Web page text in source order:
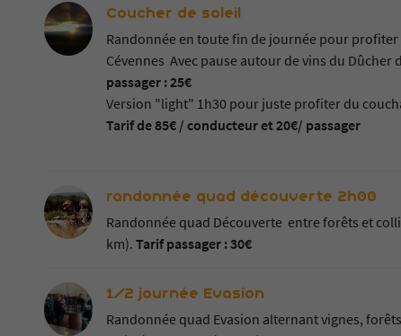
le formulaire
Coucher de soleil
Randonnée en toute fin de journée pour
Cévennes Avec pause autour de vins du
passager : 25€
Version "light" 1h30 pour juste profiter du
Tarif de 85€ / conducteur et 20€/ passager
randonnée quad découverte 2h00
Randonnée quad Découverte entre forêts et
km).Tarif passager : 30€
1/2 journée Evasion
Randonnée quad Evasion alternant vignes,